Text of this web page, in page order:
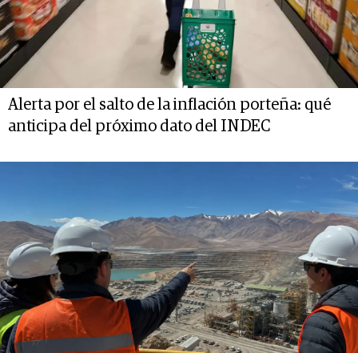
Alerta por el salto de la inflación porteña: qué
anticipa del próximo dato del INDEC